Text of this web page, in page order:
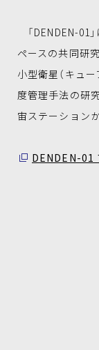
「DENDEN-01
ペースの共同研
小型衛星（キュ
度管理手法の研
宙ステーション
DENDEN-01